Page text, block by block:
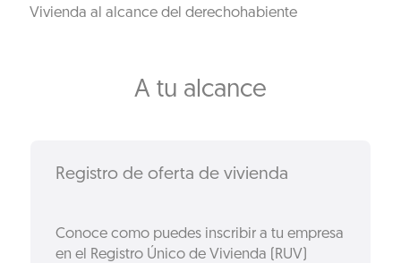
Vivienda al alcance del derechohabiente
A tu alcance
Registro de oferta de vivienda
Conoce como puedes inscribir a tu empresa
en el Registro Único de Vivienda (RUV)